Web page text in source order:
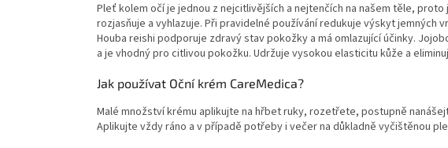
Pleť kolem očí je jednou z nejcitlivějších a nejtenčích na našem těle,
rozjasňuje a vyhlazuje. Při pravidelné používání redukuje výskyt jemných
Houba reishi podporuje zdravý stav pokožky a má omlazující účinky.
a je vhodný pro citlivou pokožku. Udržuje vysokou elasticitu kůže a
Jak používat Oční krém CareMedica?
Malé množství krému aplikujte na hřbet ruky, rozetřete, postupně
Aplikujte vždy ráno a v případě potřeby i večer na důkladně vyčištěnou